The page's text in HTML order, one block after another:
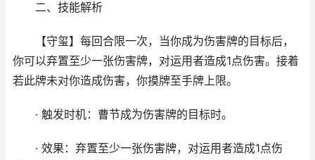
二、技能解析
【守玺】每回合限一次，当你成为伤害牌的目标后，
你可以弃置至少一张伤害牌，对运用者造成1点伤害。接着
若此牌未对你造成伤害，你摸牌至手牌上限。
· 触发时机：曹节成为伤害牌的目标时。
· 效果：弃置至少一张伤害牌，对运用者造成1点伤